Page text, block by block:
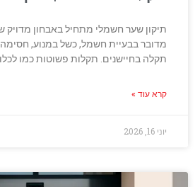
תיקון שער חשמלי מתחיל באבחון
מדובר בבעיית חשמל, כשל במנוע, חסימה
תקלה בחיישנים. תקלות פשוטות כמו
קרא עוד »
יוני 16, 2026